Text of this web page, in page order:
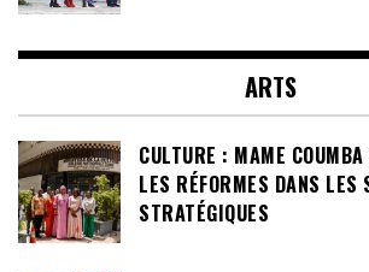
ARTS
CULTURE : MAME
LES RÉFORMES DANS LES
STRATÉGIQUES